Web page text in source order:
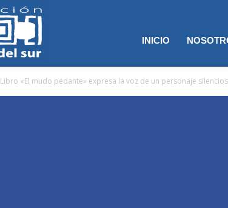
Librerías
INICIO
Libro «El mudo pedante» expresa la voz de un personaje